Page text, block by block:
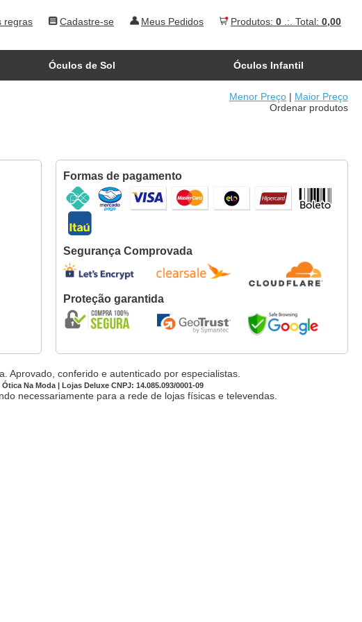
Produtos: 0 .:. Total: 0,00
Meus Pedidos
Cadastre-se
regras
Óculos de Sol Óculos Infantil
Menor Preço| Maior Preço
Ordenar produtos
Formas de pagamento
Segurança Comprovada
Proteção garantida
Aprovado, conferido e autenticado por especialistas.
Na Moda | Lojas Deluxe CNPJ: 14.085.093/0001-09
necessariamente para a rede de lojas físicas e televendas.